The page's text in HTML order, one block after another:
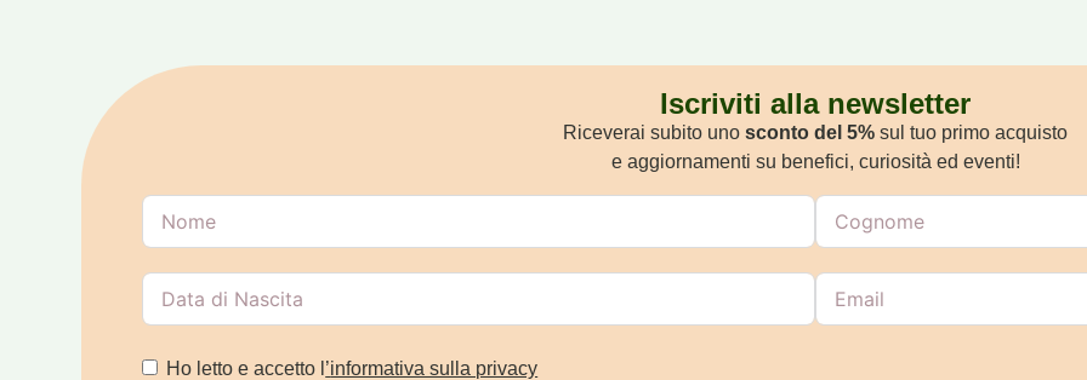
Iscriviti alla newsletter
Riceverai subito uno sconto del 5% sul tuo primo acquisto
e aggiornamenti su benefici, curiosità ed eventi!
Ho letto e accetto l ’informativa sulla privacy